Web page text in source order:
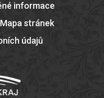
informace
Mapa stránek
údajů